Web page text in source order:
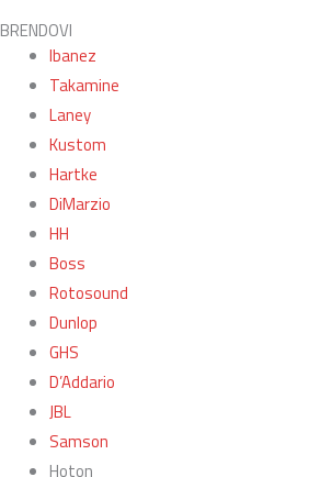
BRENDOVI
Ibanez
Takamine
Laney
Kustom
Hartke
DiMarzio
HH
Boss
Rotosound
Dunlop
GHS
D’Addario
JBL
Samson
Hoton